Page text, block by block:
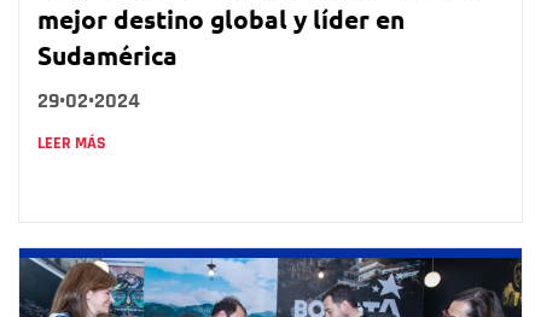
mejor destino global y líder en
Sudamérica
29•02•2024
LEER MÁS